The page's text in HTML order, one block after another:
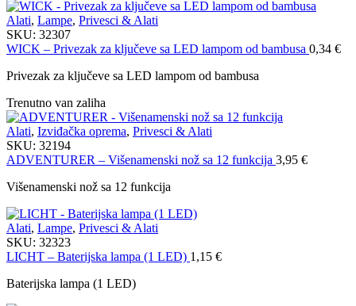
Alati, Lampe, Privesci & Alati
SKU: 32307
WICK – Privezak za ključeve sa LED lampom od bambusa 0,34 €
Privezak za ključeve sa LED lampom od bambusa
Trenutno van zaliha
Alati, Izviđačka oprema, Privesci & Alati
SKU: 32194
ADVENTURER – Višenamenski nož sa 12 funkcija 3,95 €
Višenamenski nož sa 12 funkcija
Alati, Lampe, Privesci & Alati
SKU: 32323
LICHT – Baterijska lampa (1 LED) 1,15 €
Baterijska lampa (1 LED)